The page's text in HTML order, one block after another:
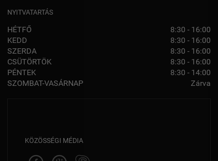
NYITVATARTÁS
HÉTFŐ
KEDD
SZERDA
CSÜTÖRTÖK
PÉNTEK
SZOMBAT-VASÁRNAP
8:30 - 16:00
8:30 - 16:00
8:30 - 16:00
8:30 - 16:00
8:30 - 14:00
Zárva
KÖZÖSSÉGI MÉDIA